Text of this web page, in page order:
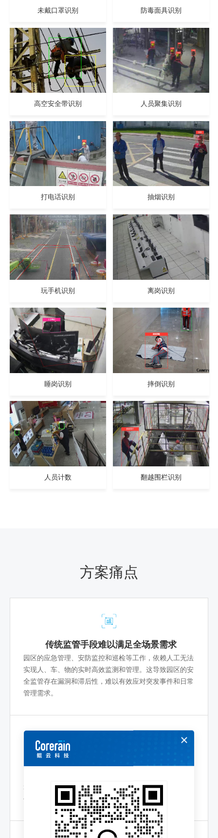
未戴口罩识别 防毒面具识别
高空安全带识别 人员聚集识别
打电话识别 抽烟识别
玩手机识别 离岗识别
睡岗识别 摔倒识别
人员计数 翻越围栏识别
方案痛点
传统监管手段难以满足全场景需求
园区的应急管理、安防监控和巡检等工作，依赖人工无法
实现人、车、物的实时高效监测和管理。这导致园区的安
全监管存在漏洞和滞后性，难以有效应对突发事件和日常
管理需求。
算法的支持，导致无法满足数字化转型过程中对高性能、
低延迟的要求，影响了园区管理效率和决策精准度。